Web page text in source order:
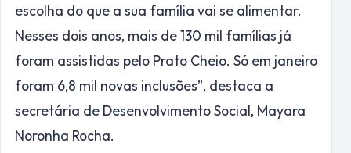
escolha do que a sua família vai se alimentar.
Nesses dois anos, mais de 130 mil famílias já
foram assistidas pelo Prato Cheio. Só em janeiro
foram 6,8 mil novas inclusões”, destaca a
secretária de Desenvolvimento Social, Mayara
Noronha Rocha.